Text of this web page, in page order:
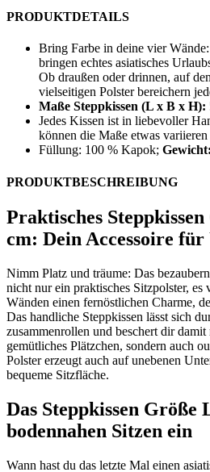
PRODUKTDETAILS
Bring Farbe in deine vier
bringen echtes asiatisches
Ob draußen oder drinnen, auf
vielseitigen Polster bereichern
Maße Steppkissen (L x B x H):
Jedes Kissen ist in liebevoller
können die Maße etwas variieren
Füllung: 100 % Kapok; Gewicht:
PRODUKTBESCHREIBUNG
Praktisches
cm: Dein Accessoire
Nimm Platz und träume: Das
nicht nur ein praktisches Sitzpolster, es
Wänden einen fernöstlichen Charme,
Das handliche Steppkissen lässt sich
zusammenrollen und beschert dir
gemütliches Plätzchen, sondern auch
Polster erzeugt auch auf unebenen
bequeme Sitzfläche.
Das Steppkissen Größe
bodennahen Sitzen ein
Wann hast du das letzte Mal einen